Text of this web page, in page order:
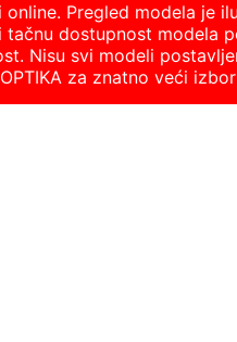
Pregled modela je
dostupnost modela
Nisu svi modeli
za znatno veći